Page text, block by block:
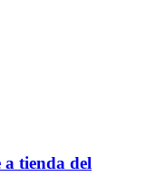
a tienda del